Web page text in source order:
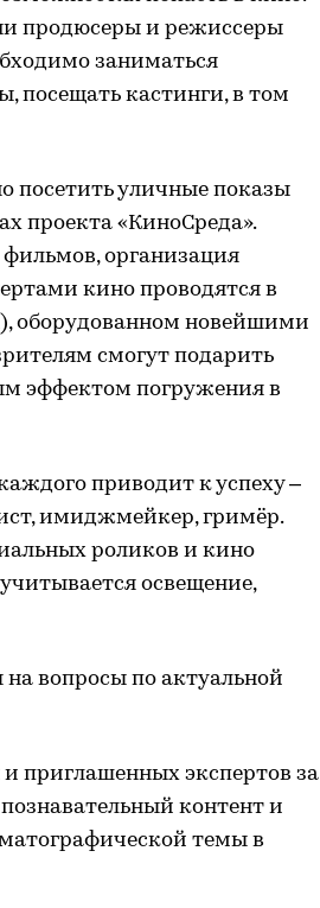
продюсеры и режиссеры
заниматься
посещать кастинги, в том
посетить уличные показы
проекта «КиноСреда».
организация
кино проводятся в
оборудованном новейшими
смогут подарить
эффектом погружения в
приводит к успеху –
имиджмейкер, гримёр.
роликов и кино
освещение,
вопросы по актуальной
приглашенных экспертов за
контент и
темы в